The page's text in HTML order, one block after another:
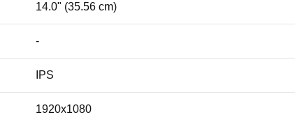
14.0" (35.56 cm)
-
IPS
1920x1080